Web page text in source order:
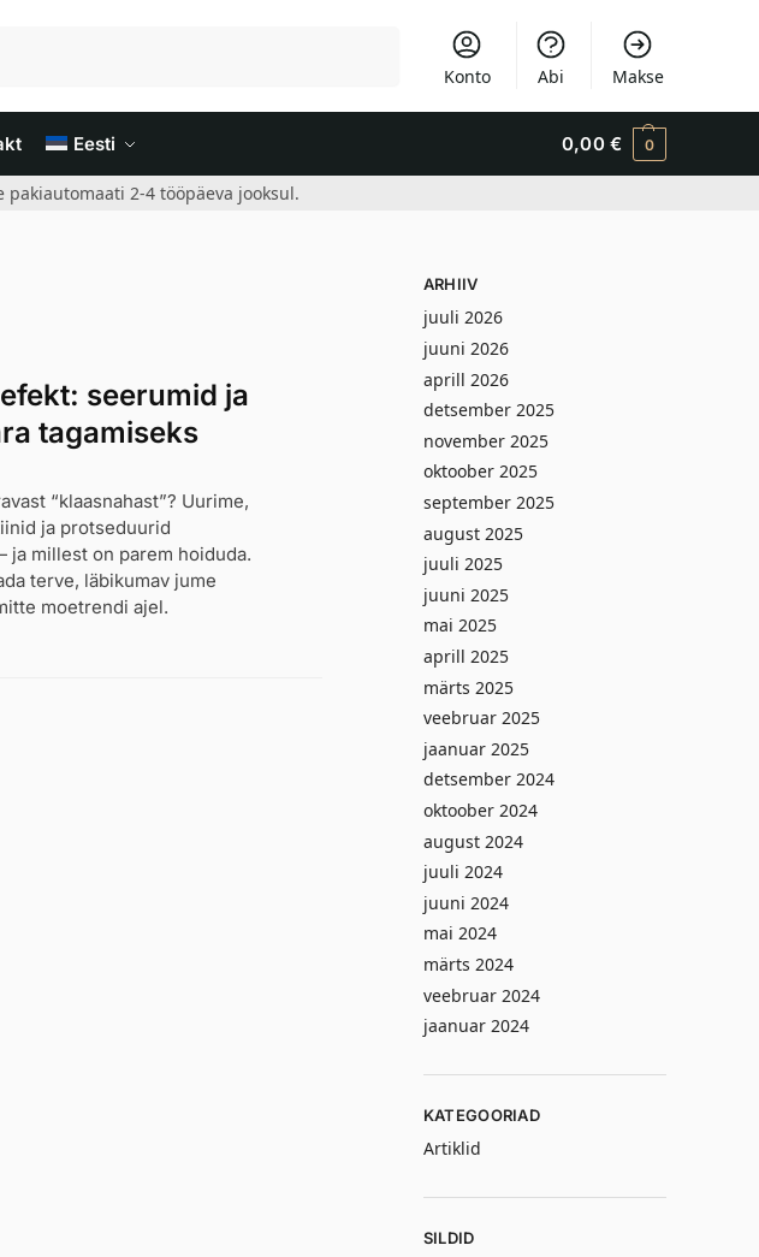
Konto Abi Makse
Eesti 0,00 € 0
2-4 tööpäeva jooksul.
seerumid ja
tagamiseks
“klaasnahast”? Uurime,
ja protseduurid
millest on parem hoiduda.
terve, läbikumav jume
moetrendi ajel.
ARHIIV
juuli 2026
juuni 2026
aprill 2026
detsember 2025
november 2025
oktoober 2025
september 2025
august 2025
juuli 2025
juuni 2025
mai 2025
aprill 2025
märts 2025
veebruar 2025
jaanuar 2025
detsember 2024
oktoober 2024
august 2024
juuli 2024
juuni 2024
mai 2024
märts 2024
veebruar 2024
jaanuar 2024
KATEGOORIAD
Artiklid
SILDID